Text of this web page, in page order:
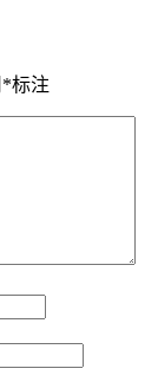
*标注